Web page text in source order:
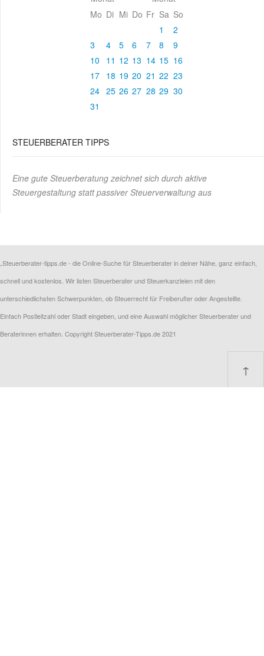
Mo Di Mi Do Fr Sa So
1
2
3
4 5 6 7 8
9
10
11 12 13 14 15 16
17 18 19 20 21 22 23
24 25 26 27 28 29 30
31
STEUERBERATER TIPPS
Eine gute Steuerberatung zeichnet sich durch aktive
Steuergestaltung statt passiver Steuerverwaltung aus
„Steuerberater-tipps.de - die Online-Suche für Steuerberater in deiner Nähe, ganz einfach,
schnell und kostenlos. Wir listen Steuerberater und Steuerkanzleien mit den
unterschiedlichsten Schwerpunkten, ob Steuerrecht für Freiberufler oder Angestellte.
Einfach Postleitzahl oder Stadt eingeben, und eine Auswahl möglicher Steuerberater und
Beraterinnen erhalten. Copyright Steuerberater-Tipps.de 2021
↑